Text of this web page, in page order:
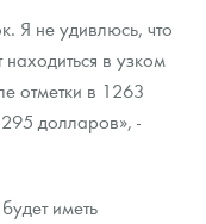
Я не удивлюсь, что
в узком
отметки в 1263
долларов», -
иметь